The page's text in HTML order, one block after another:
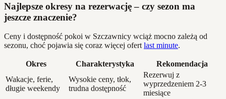
Najlepsze okresy na rezerwację – czy sezon ma
jeszcze znaczenie?
Ceny i dostępność pokoi w Szczawnicy wciąż mocno zależą od
sezonu, choć pojawia się coraz więcej ofert last minute.
Okres Charakterystyka
Rekomendacja
Wakacje, ferie,
długie weekendy
Wysokie ceny, tłok,
trudna dostępność
Rezerwuj z
wyprzedzeniem 2-3
miesiące